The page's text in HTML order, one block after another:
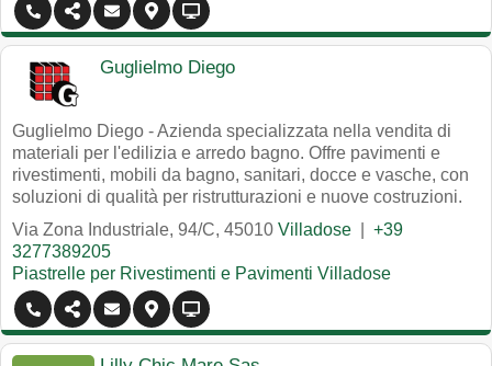
Guglielmo Diego
Guglielmo Diego - Azienda specializzata nella vendita di
materiali per l'edilizia e arredo bagno. Offre pavimenti e
rivestimenti, mobili da bagno, sanitari, docce e vasche, con
soluzioni di qualità per ristrutturazioni e nuove costruzioni.
Via Zona Industriale, 94/C, 45010 Villadose
+39
3277389205
Piastrelle per Rivestimenti e Pavimenti Villadose